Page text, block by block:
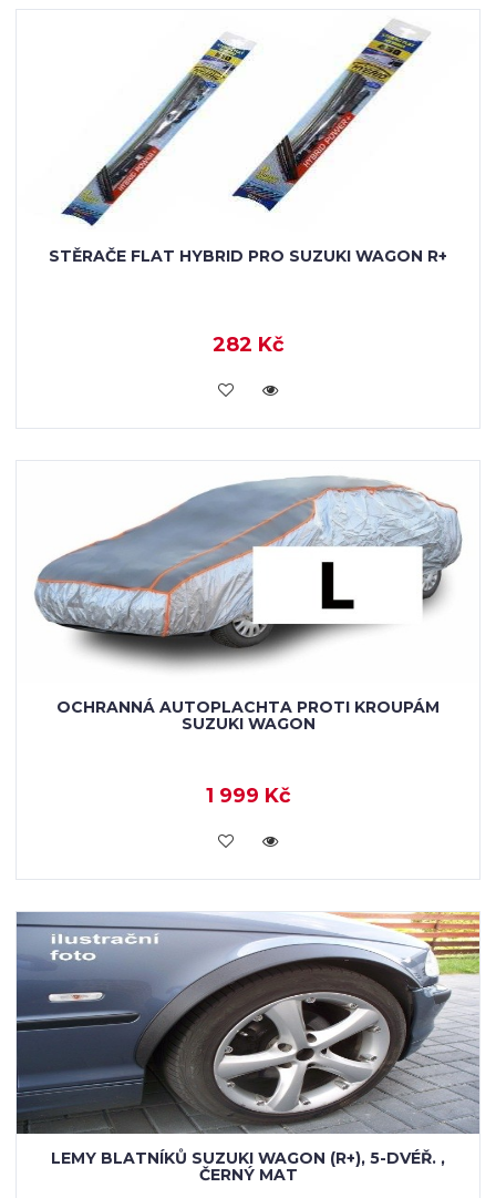
STĚRAČE FLAT HYBRID PRO SUZUKI WAGON R+
282 Kč
KOUPIT
OCHRANNÁ AUTOPLACHTA PROTI KROUPÁM
SUZUKI WAGON
1 999 Kč
KOUPIT
LEMY BLATNÍKŮ SUZUKI WAGON (R+), 5-DVÉŘ. ,
ČERNÝ MAT